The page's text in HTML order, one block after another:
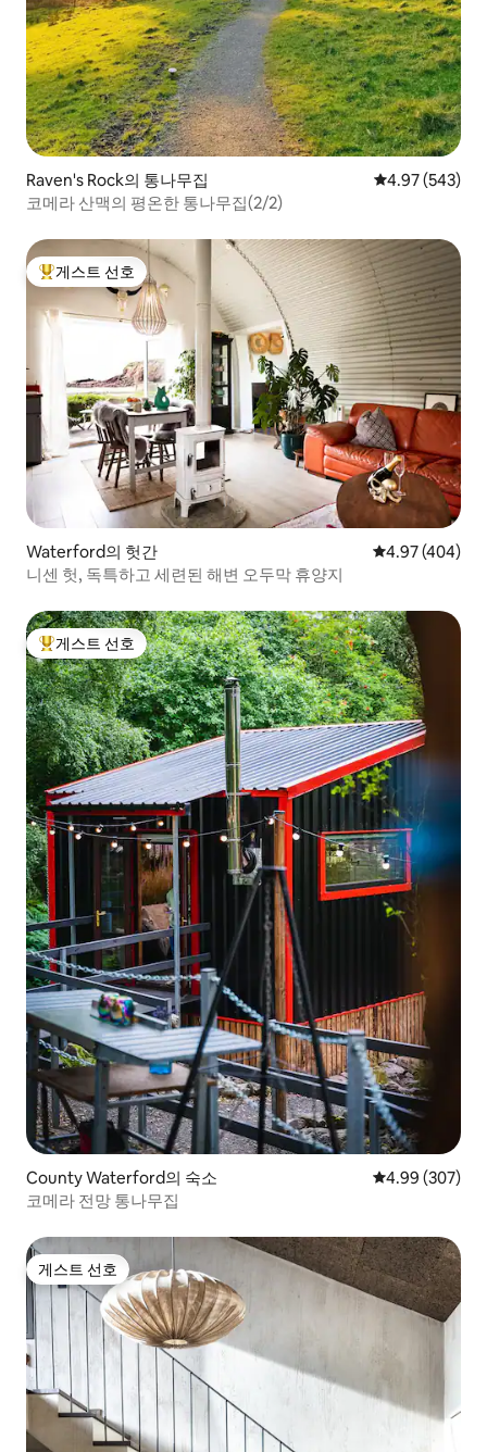
Raven's Rock의 통나무집 평점 4.97점(5
4.97 (543)
코메라 산맥의 평온한 통나무집(2/2)
상위 게스트 선호
게스트 선호
Waterford의 헛간 평점 4.97점(5
4.97 (404)
니센 헛, 독특하고 세련된 해변 오두막 휴양지
상위 게스트 선호
게스트 선호
County Waterford의 숙소 평점 4.99점(5
4.99 (307)
코메라 전망 통나무집
게스트 선호
게스트 선호